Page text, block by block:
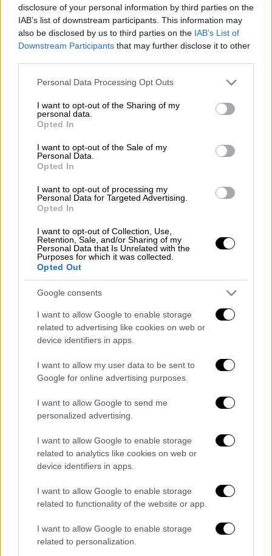
disclosure of your personal information by third parties on the
IAB’s list of downstream participants. This information may
also be disclosed by us to third parties on the IAB’s List of
Downstream Participants that may further disclose it to other
Please note that this website/app uses one or more Google
not limited to your visit or usage behaviour. You may click to
grant or deny consent to Google and its third-party tags to
use your data for below specified purposes in below Google
consent section.
Personal Data Processing Opt Outs
I want to opt-out of the Sharing of my
personal data.
Opted In
I want to opt-out of the Sale of my
Personal Data.
Opted In
I want to opt-out of processing my
Personal Data for Targeted Advertising.
Opted In
I want to opt-out of Collection, Use,
Retention, Sale, and/or Sharing of my
Personal Data that Is Unrelated with the
Purposes for which it was collected.
Opted Out
Google consents
I want to allow Google to enable storage
related to advertising like cookies on web or
device identifiers in apps.
I want to allow my user data to be sent to
Google for online advertising purposes.
I want to allow Google to send me
personalized advertising.
I want to allow Google to enable storage
related to analytics like cookies on web or
device identifiers in apps.
I want to allow Google to enable storage
related to functionality of the website or app.
I want to allow Google to enable storage
related to personalization.
ΔΙΑΒΑΣΤΕ ΕΠΙΣΗΣ
Αθλητισμός|17.05.2026 11:48
Ξημέρωσε εποχή Τσάμπι Αλόνσο στην
Τσέλσι: Ανακοινώθηκε η πρόσληψη
Αθλητισμός
Υποβιβάστηκε ο Πανσερραϊκός -
Παραμένει στη Super League ο
Η γιορτή ξεκίνησε από το ξενοδοχείο της
αποστολής, όπου φίλοι της ΑΕΚ αποθέωσαν
τον Μάρκο Νίκολιτς και τους
ποδοσφαιριστές κατά την αναχώρησή τους
για το γήπεδο. Οι πρωταθλητές Ελλάδας
κατευθύνθηκαν -συνοδεία οπαδών- προς τη
Νέα Φιλαδέλφεια, εκεί όπου μετά το τέλος
της αναμέτρησης με τον Ολυμπιακό θα
σηκώσουν το τρόπαιο.
δρόμοι γύρω από την Allwyn Arena έχουν
γεμίσει από οπαδούς της ΑΕΚ, που έχουν
στήσει από νωρίς το δικό τους
«κιτρινόμαυρο» πάρτι. Συνθήματα, τραγούδια
και έντονος παλμός συνθέτουν το σκηνικό.
Όσο πλησιάζει η ώρα της σέντρας, η
παρουσία των φίλων της ΑΕΚ γίνεται ολοένα
και πιο μαζική, με τη Νέα Φιλαδέλφεια να
κινείται σε ρυθμούς φιέστας. Το γλέντι για